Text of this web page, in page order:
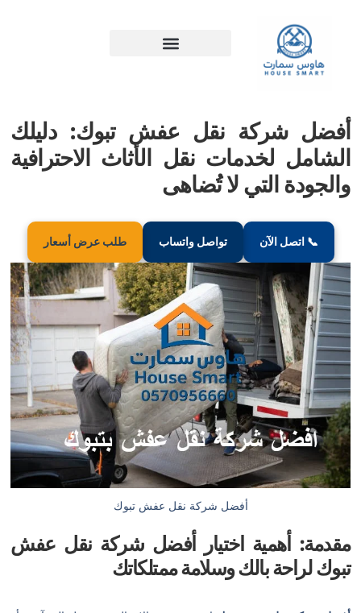
نقل عفش تبوك: دليلك
لخدمات نقل الأثاث الاحترافية
التي لا تُضاهى
تواصل واتساب طلب عرض أسعار
أفضل شركة نقل عفش تبوك
اختيار أفضل شركة نقل عفش
بالك وسلامة ممتلكاتك